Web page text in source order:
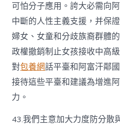
可怕分子應用。誇大必需向
中斷的人性主義支援，并保
婦女、女童和分歧族裔群體
政權撤銷制止女孩接收中高
對包養網話平臺和阿富汗鄰
接待這些平臺和建議為增進
力。
43.我們主意加大力度防分散